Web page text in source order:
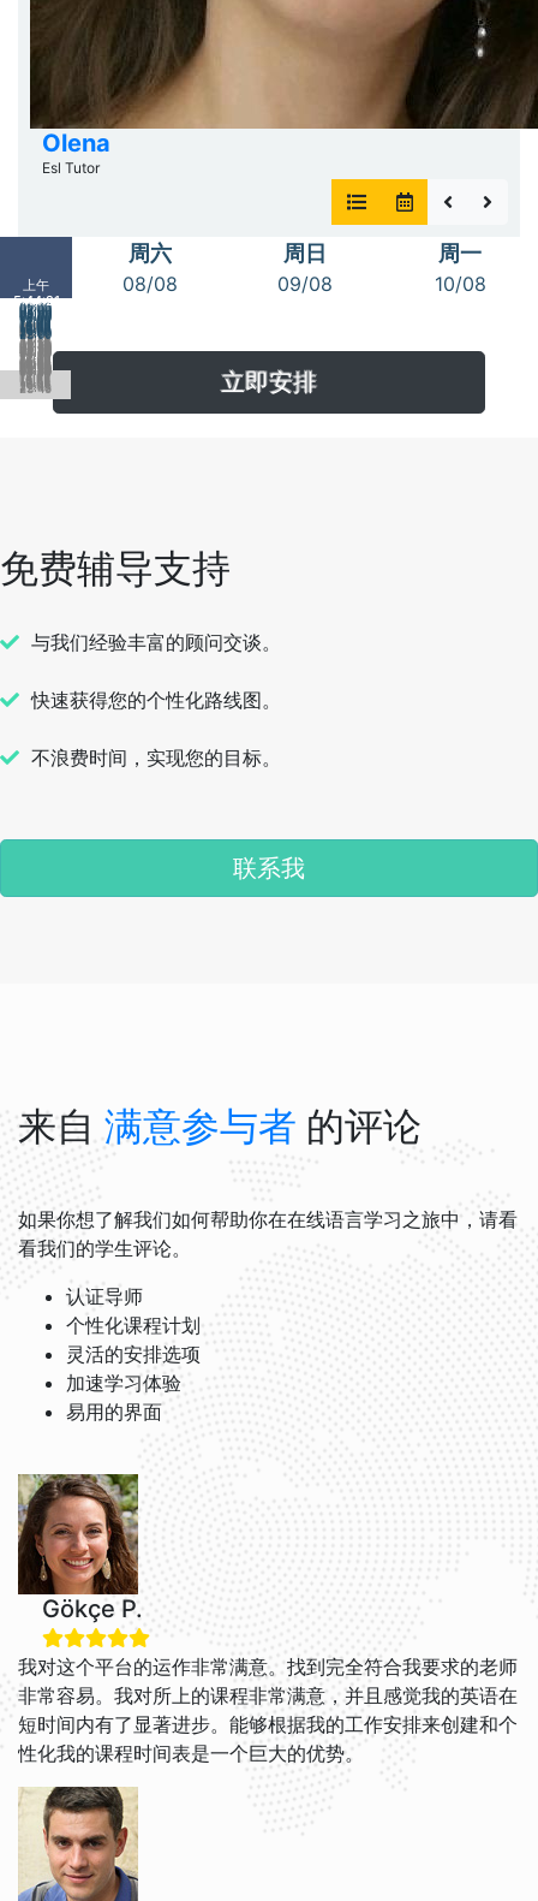
Olena
Esl Tutor
上午
5:44:22
周六
08/08
周日
09/08
周一
10/08
00:00
00:15
00:30
00:45
01:00
01:15
01:30
01:45
02:00
02:15
02:30
02:45
03:00
03:15
03:30
03:45
04:00
04:15
04:30
04:45
05:00
05:15
05:30
05:45
06:00
06:15
06:30
06:45
07:00
07:15
07:30
07:45
08:00
08:15
08:30
08:45
09:00
09:15
09:30
09:45
10:00
10:15
10:30
10:45
11:00
11:15
11:30
11:45
12:00
12:15
12:30
12:45
13:00
13:15
13:30
13:45
14:00
14:15
14:30
14:45
15:00
15:15
15:30
15:45
16:00
16:15
16:30
16:45
17:00
17:15
17:30
17:45
18:00
18:15
18:30
18:45
19:00
19:15
19:30
19:45
20:00
20:15
20:30
20:45
21:00
21:15
21:30
21:45
22:00
22:15
22:30
22:45
23:00
23:15
23:30
23:45
立即安排
免费辅导支持
与我们经验丰富的顾问交谈。
快速获得您的个性化路线图。
不浪费时间，实现您的目标。
联系我
来自 满意参与者 的评论
如果你想了解我们如何帮助你在在线语言学习之旅中，请看
看我们的学生评论。
认证导师
个性化课程计划
灵活的安排选项
加速学习体验
易用的界面
Gökçe P.
我对这个平台的运作非常满意。找到完全符合我要求的老师
非常容易。我对所上的课程非常满意，并且感觉我的英语在
短时间内有了显著进步。能够根据我的工作安排来创建和个
性化我的课程时间表是一个巨大的优势。